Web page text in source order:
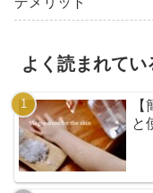
よく読まれてい
と